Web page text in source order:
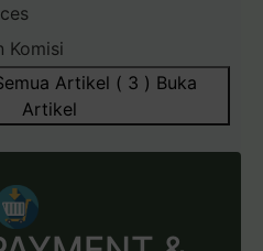
Komisi
Artikel ( 3 ) Buka
Artikel